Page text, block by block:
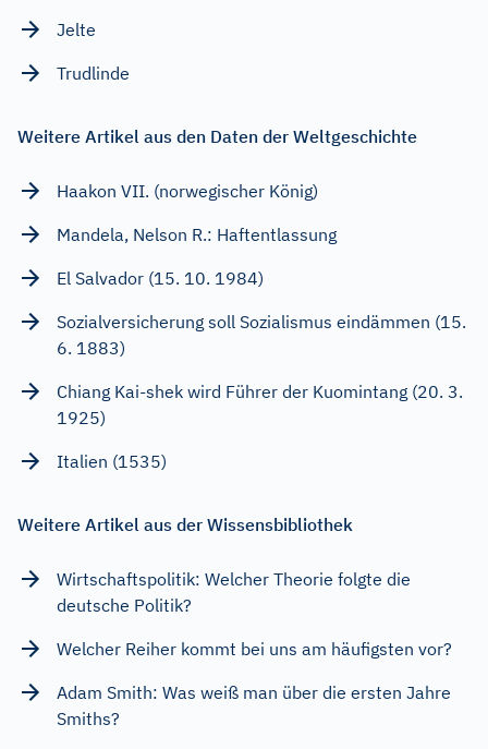
Jelte
Trudlinde
Weitere Artikel aus den Daten der Weltgeschichte
Haakon VII. (norwegischer König)
Mandela, Nelson R.: Haftentlassung
El Salvador (15. 10. 1984)
Sozialversicherung soll Sozialismus eindämmen (15.
6. 1883)
Chiang Kai-shek wird Führer der Kuomintang (20. 3.
1925)
Italien (1535)
Weitere Artikel aus der Wissensbibliothek
Wirtschaftspolitik: Welcher Theorie folgte die
deutsche Politik?
Welcher Reiher kommt bei uns am häufigsten vor?
Adam Smith: Was weiß man über die ersten Jahre
Smiths?